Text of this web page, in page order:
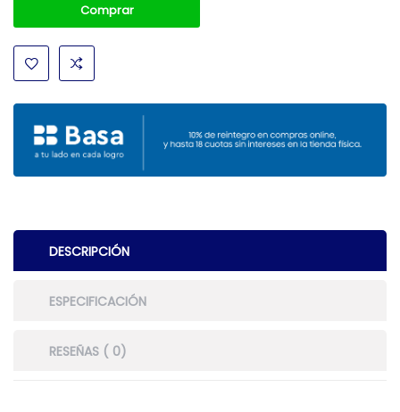
Comprar
DESCRIPCIÓN
ESPECIFICACIÓN
RESEÑAS ( 0)